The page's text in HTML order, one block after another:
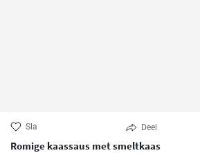
Sla Deel
Romige kaassaus met smeltkaas